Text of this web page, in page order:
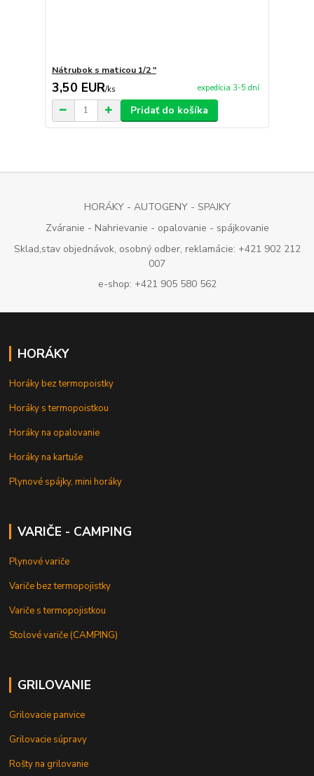
Nátrubok s maticou 1/2 "
3,50 EUR/ks expedícia 3-5 dní
Pridať do košíka
HORÁKY - AUTOGENY - SPAJKY
Zváranie - Nahrievanie - opalovanie - spájkovanie
Sklad,stav objednávok, osobný odber, reklamácie: +421 902 212
007
e-shop: +421 905 580 562
HORÁKY
Horáky bez termopoistky
Horáky s termopoistkou
Horáky na opalovanie
Horáky na kartuše
Plynové spájky, mini horáky
VARIČE - CAMPING
Plynové variče
Variče bez termopojistky
Variče s termopojistkou
Stolové variče (CAMPING)
GRILOVANIE
Grilovacie panvice
Grilovacie súpravy
Rošty na grilovanie